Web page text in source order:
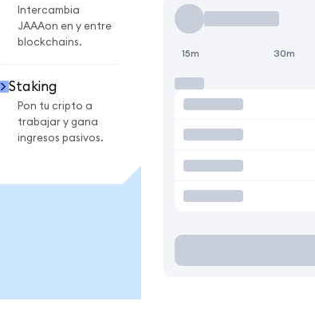
Intercambia
JAAAon en y entre
blockchains.
Staking
Pon tu cripto a
trabajar y gana
ingresos pasivos.
15m 30m